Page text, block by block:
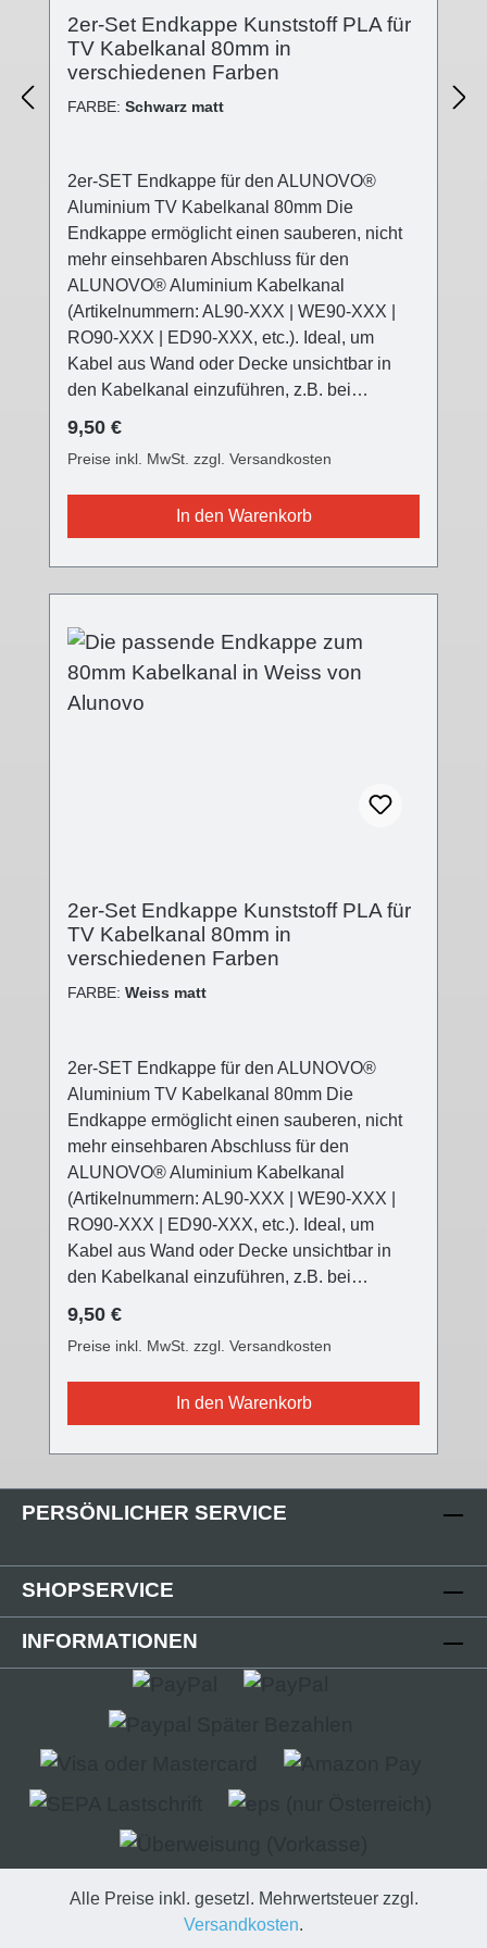
2er-Set Endkappe Kunststoff PLA für
TV Kabelkanal 80mm in
verschiedenen Farben
FARBE: Schwarz matt
2er-SET Endkappe für den ALUNOVO®
Aluminium TV Kabelkanal 80mm Die
Endkappe ermöglicht einen sauberen, nicht
mehr einsehbaren Abschluss für den
ALUNOVO® Aluminium Kabelkanal
(Artikelnummern: AL90-XXX | WE90-XXX |
RO90-XXX | ED90-XXX, etc.). Ideal, um
Kabel aus Wand oder Decke unsichtbar in
den Kabelkanal einzuführen, z.B. bei
Stromaustritt angebracht werden können (z.B.
versetzter Esstisch, usw.) Die ALUNOVO®
TV Kabelkanal Endkappe ist in drei
verschiedenen Oberflächen farblich passend
modernen Akzent. Die Front ist nun mit einer
Feinstruktur versehen, die
Oberflächenqualität wurde mit der V2 stark
verbessert, der Einsteckflansch komplett
geändert. Die Endkappe wird auf das offene
Ende des Kabelkanals aufgesteckt.
geschlossen- Stecksystem- Kunststoff PLA
Regulärer Preis:
9,50 €
Preise inkl. MwSt. zzgl. Versandkosten
In den Warenkorb
2er-Set Endkappe Kunststoff PLA für
TV Kabelkanal 80mm in
verschiedenen Farben
FARBE: Weiss matt
2er-SET Endkappe für den ALUNOVO®
Aluminium TV Kabelkanal 80mm Die
Endkappe ermöglicht einen sauberen, nicht
mehr einsehbaren Abschluss für den
ALUNOVO® Aluminium Kabelkanal
(Artikelnummern: AL90-XXX | WE90-XXX |
RO90-XXX | ED90-XXX, etc.). Ideal, um
Kabel aus Wand oder Decke unsichtbar in
den Kabelkanal einzuführen, z.B. bei
Stromaustritt angebracht werden können (z.B.
versetzter Esstisch, usw.) Die ALUNOVO®
TV Kabelkanal Endkappe ist in drei
verschiedenen Oberflächen farblich passend
modernen Akzent. Die Front ist nun mit einer
Feinstruktur versehen, die
Oberflächenqualität wurde mit der V2 stark
geändert. Die Endkappe wird auf das offene
Ende des Kabelkanals aufgesteckt.
Technische Details - Abdeckung in
verschiedenen Oberflächen- Abdeckung:
(B):80mm; (L):5mm; (H):19mm- Kappenende
(Polylactid) 3D-Druck-Verfahren Lieferumfang
- 2 Stk. Abdeckkappe Kunststoff
Regulärer Preis:
9,50 €
Preise inkl. MwSt. zzgl. Versandkosten
In den Warenkorb
PERSÖNLICHER SERVICE
SHOPSERVICE
INFORMATIONEN
Alle Preise inkl. gesetzl. Mehrwertsteuer zzgl.
Versandkosten.